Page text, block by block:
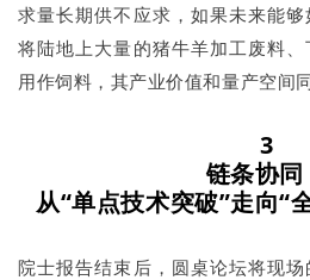
求量长期供不应求，如果未来能够
将陆地上大量的猪牛羊加工废料
用作饲料，其产业价值和量产空间
3
链条协同
从“单点技术突破”走向“
院士报告结束后，圆桌论坛将现